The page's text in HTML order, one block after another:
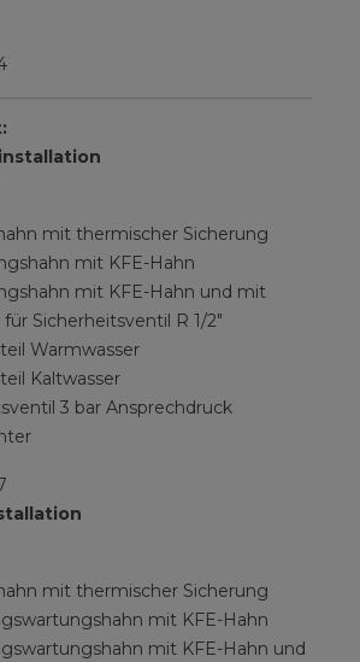
mit thermischer Sicherung
mit KFE-Hahn
mit KFE-Hahn und mit
für Sicherheitsventil R 1/2"
Warmwasser
Kaltwasser
3 bar Ansprechdruck
mit thermischer Sicherung
mit KFE-Hahn
mit KFE-Hahn und